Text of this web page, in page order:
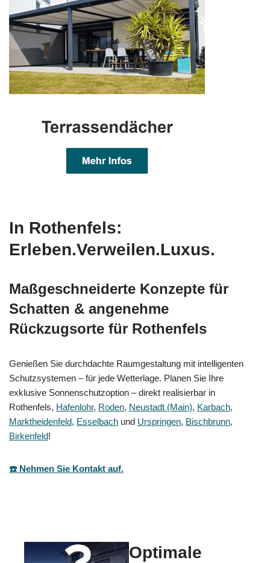
In Rothenfels:
Erleben.Verweilen.Luxus.
Maßgeschneiderte Konzepte für
Schatten & angenehme
Rückzugsorte für Rothenfels
Genießen Sie durchdachte Raumgestaltung mit intelligenten
Schutzsystemen – für jede Wetterlage. Planen Sie Ihre
exklusive Sonnenschutzoption – direkt realisierbar in
Rothenfels, Hafenlohr, Roden, Neustadt (Main), Karbach,
Marktheidenfeld, Esselbach und Urspringen, Bischbrunn,
Birkenfeld!
☎️ Nehmen Sie Kontakt auf.
Optimale